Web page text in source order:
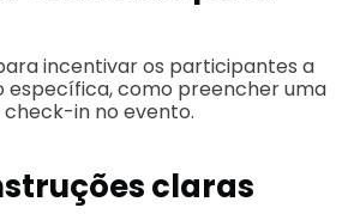
incentivar os participantes a
específica, como preencher uma
check-in no evento.
claras